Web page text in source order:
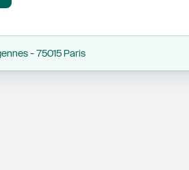
- 75015 Paris